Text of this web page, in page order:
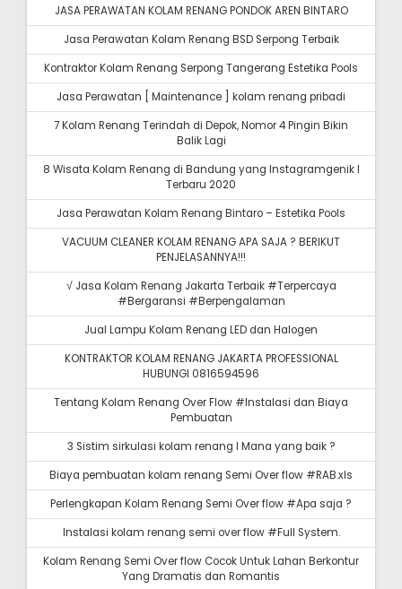
JASA PERAWATAN KOLAM RENANG PONDOK AREN BINTARO
Jasa Perawatan Kolam Renang BSD Serpong Terbaik
Kontraktor Kolam Renang Serpong Tangerang Estetika Pools
Jasa Perawatan [ Maintenance ] kolam renang pribadi
7 Kolam Renang Terindah di Depok, Nomor 4 Pingin Bikin
Balik Lagi
8 Wisata Kolam Renang di Bandung yang Instagramgenik I
Terbaru 2020
Jasa Perawatan Kolam Renang Bintaro – Estetika Pools
VACUUM CLEANER KOLAM RENANG APA SAJA ? BERIKUT
PENJELASANNYA!!!
√ Jasa Kolam Renang Jakarta Terbaik #Terpercaya
#Bergaransi #Berpengalaman
Jual Lampu Kolam Renang LED dan Halogen
KONTRAKTOR KOLAM RENANG JAKARTA PROFESSIONAL
HUBUNGI 0816594596
Tentang Kolam Renang Over Flow #Instalasi dan Biaya
Pembuatan
3 Sistim sirkulasi kolam renang I Mana yang baik ?
Biaya pembuatan kolam renang Semi Over flow #RAB.xls
Perlengkapan Kolam Renang Semi Over flow #Apa saja ?
Instalasi kolam renang semi over flow #Full System.
Kolam Renang Semi Over flow Cocok Untuk Lahan Berkontur
Yang Dramatis dan Romantis